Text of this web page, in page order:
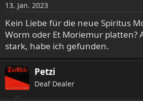
13. Jan. 2023
Kein Liebe für die neue Spiritus
Worm oder Et Moriemur platten?
stark, habe ich gefunden.
Petzi
Deaf Dealer